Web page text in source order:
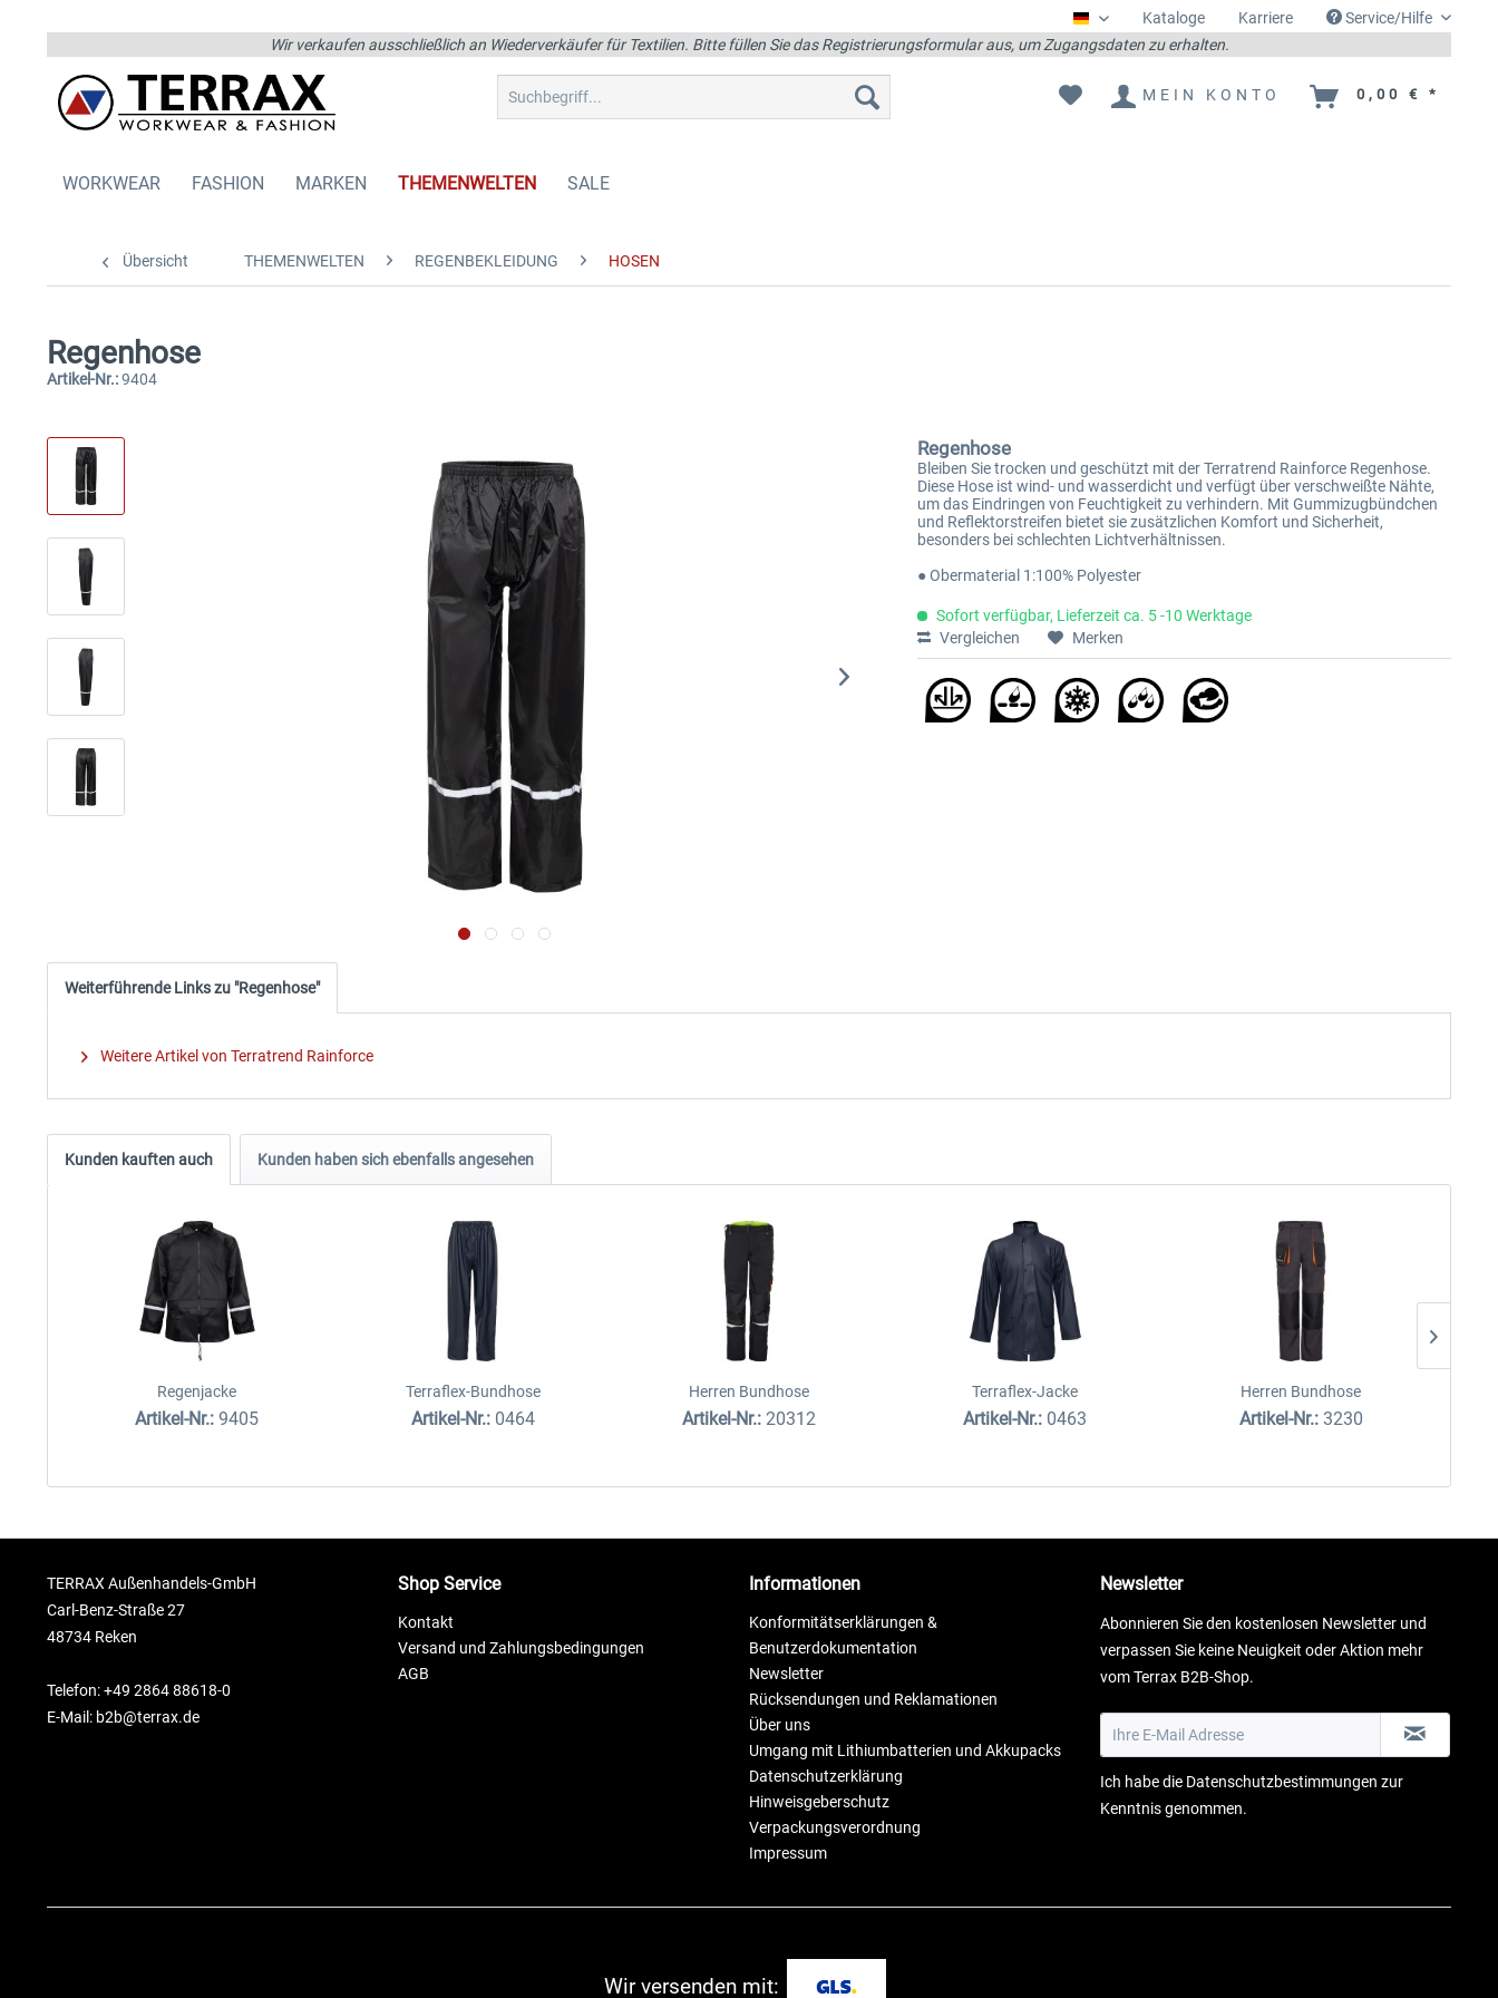
DeutschKataloge Karriere
Service/Hilfe
Wir verkaufen ausschließlich an Wiederverkäufer für Textilien. Bitte füllen Sie das Registrierungsformular aus, um Zugangsdaten zu erhalten.
MEIN KONTO 0,00 € *
WORKWEAR FASHION MARKEN THEMENWELTEN SALE
Übersicht THEMENWELTEN REGENBEKLEIDUNG HOSEN
Regenhose
Artikel-Nr.:9404
Regenhose
Bleiben Sie trocken und geschützt mit der Terratrend Rainforce Regenhose.
Diese Hose ist wind- und wasserdicht und verfügt über verschweißte Nähte,
um das Eindringen von Feuchtigkeit zu verhindern. Mit Gummizugbündchen
und Reflektorstreifen bietet sie zusätzlichen Komfort und Sicherheit,
besonders bei schlechten Lichtverhältnissen.
● Obermaterial 1:100% Polyester
Sofort verfügbar, Lieferzeit ca. 5 -10 Werktage
Vergleichen
Merken
Weiterführende Links zu "Regenhose"
Weitere Artikel von Terratrend Rainforce
Kunden kauften auch Kunden haben sich ebenfalls angesehen
Regenjacke
Artikel-Nr.:9405
Terraflex-Bundhose
Artikel-Nr.: 0464
Herren Bundhose
Artikel-Nr.: 20312
Terraflex-Jacke
Artikel-Nr.: 0463
Herren Bundhose
Artikel-Nr.: 3230
TERRAX Außenhandels-GmbH
Carl-Benz-Straße 27
48734 Reken
Telefon: +49 2864 88618-0
E-Mail: b2b@terrax.de
Shop Service
Kontakt
Versand und Zahlungsbedingungen
AGB
Informationen
Konformitätserklärungen &
Benutzerdokumentation
Newsletter
Rücksendungen und Reklamationen
Über uns
Umgang mit Lithiumbatterien und Akkupacks
Datenschutzerklärung
Hinweisgeberschutz
Verpackungsverordnung
Impressum
Newsletter
Abonnieren Sie den kostenlosen Newsletter und
verpassen Sie keine Neuigkeit oder Aktion mehr
vom Terrax B2B-Shop.
Ich habe die Datenschutzbestimmungen zur
Kenntnis genommen.
Wir versenden mit: